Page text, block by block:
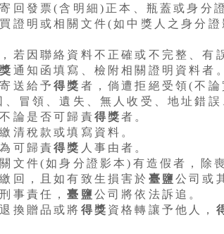
回發票(含明細)正本、瓶蓋或身分
證明或相關文件(如中獎人之身分
若因聯絡資料不正確或不完整、有
通知函填寫、檢附相關證明資料者。
送給予得獎 者，倘遭拒絕受領(不
、冒領、遺失、無人收受、地址錯
論是否可歸責得獎者。
清稅款或填寫資料。
可歸責得獎 人事由者。
文件(如身分證影本)有造假者，除
回，且如有致生損害於 臺鹽公司或
事責任，臺鹽公司將依法訴追。
換贈品或將 得獎 資格轉讓予他人，